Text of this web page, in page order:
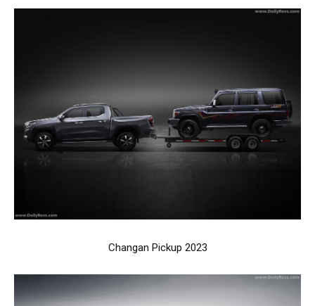
Changan Pickup 2023